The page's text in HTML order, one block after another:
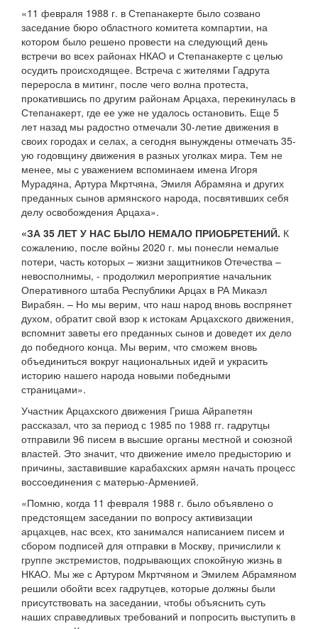
«11 февраля 1988 г. в Степанакерте было созвано
заседание бюро областного комитета компартии, на
котором было решено провести на следующий день
встречи во всех районах НКАО и Степанакерте с целью
осудить происходящее. Встреча с жителями Гадрута
переросла в митинг, после чего волна протеста,
прокатившись по другим районам Арцаха, перекинулась в
Степанакерт, где ее уже не удалось остановить. Еще 5
лет назад мы радостно отмечали 30-летие движения в
своих городах и селах, а сегодня вынуждены отмечать 35-
ую годовщину движения в разных уголках мира. Тем не
менее, мы с уважением вспоминаем имена Игоря
Мурадяна, Артура Мкртчяна, Эмиля Абрамяна и других
преданных сынов армянского народа, посвятивших себя
делу освобождения Арцаха».
«ЗА 35 ЛЕТ У НАС БЫЛО НЕМАЛО ПРИОБРЕТЕНИЙ. К
сожалению, после войны 2020 г. мы понесли немалые
потери, часть которых – жизни защитников Отечества –
невосполнимы, - продолжил мероприятие начальник
Оперативного штаба Республики Арцах в РА Микаэл
Вирабян. – Но мы верим, что наш народ вновь воспрянет
духом, обратит свой взор к истокам Арцахского движения,
вспомнит заветы его преданных сынов и доведет их дело
до победного конца. Мы верим, что сможем вновь
объединиться вокруг национальных идей и украсить
историю нашего народа новыми победными
страницами».
Участник Арцахского движения Гриша Айрапетян
рассказал, что за период с 1985 по 1988 гг. гадрутцы
отправили 96 писем в высшие органы местной и союзной
властей. Это значит, что движение имело предысторию и
причины, заставившие карабахских армян начать процесс
воссоединения с матерью-Арменией.
«Помню, когда 11 февраля 1988 г. было объявлено о
предстоящем заседании по вопросу активизации
арцахцев, нас всех, кто занимался написанием писем и
сбором подписей для отправки в Москву, причислили к
группе экстремистов, подрывающих спокойную жизнь в
НКАО. Мы же с Артуром Мкртчяном и Эмилем Абрамяном
решили обойти всех гадрутцев, которые должны были
присутствовать на заседании, чтобы объяснить суть
наших справедливых требований и попросить выступить в